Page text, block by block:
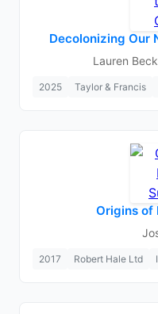
Decolonizing Our
Lauren
2025 Taylor & Francis
Origins of
2017 Robert Hale Ltd